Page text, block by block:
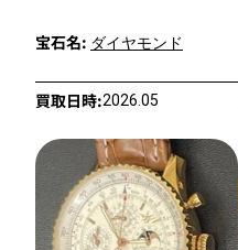
宝石名: ダイヤモンド
買取日時:2026.05